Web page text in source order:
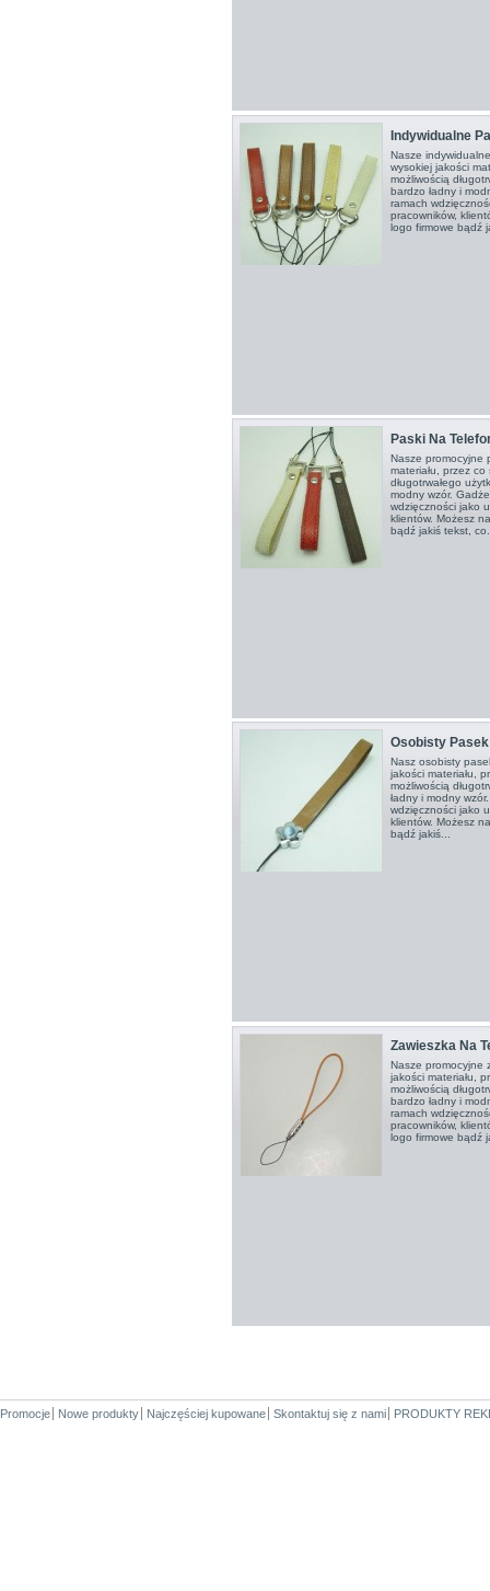
Indywidualne
Nasze
wysokiej jakości
możliwością
bardzo ładny i
ramach
pracowników,
logo firmowe bądź
Paski Na
Nasze promocyjne
materiału, przez co
długotrwałego
modny wzór.
wdzięczności jako
klientów. Możesz
bądź jakiś tekst,
Osobisty
Nasz osobisty
jakości materiału,
możliwością
ładny i modny
wdzięczności jako
klientów. Możesz
bądź jakiś...
Zawieszka Na
Nasze promocyjne
jakości materiału,
możliwością
bardzo ładny i
ramach
pracowników,
logo firmowe bądź
Promocje Nowe produkty Najczęściej kupowane Skontaktuj się z nami PRODUKTY